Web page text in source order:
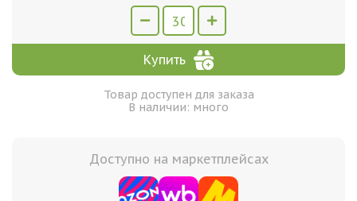
Купить
Товар доступен для заказа
В наличии: много
Доступно на маркетплейсах